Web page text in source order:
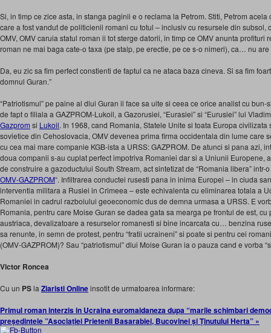
Si, in timp ce zice asta, in stanga paginii e o reclama la Petrom. Stiti, Petrom
care a fost vandut de politicienii romani cu totul – inclusiv cu resursele din subsol,
OMV, OMV caruia statul roman ii tot sterge datorii, in timp ce OMV anunta profituri
roman ne mai baga cate-o taxa (pe stalp, pe erectie, pe ce s-o nimeri), ca… nu
Da, eu zic sa fim perfect constienti de faptul ca ne ataca baza cineva. Si sa fim
domnul Guran.”
“Patriotismul” pe paine al dlui Guran il face sa uite si ceea ce orice analist cu bun-
de fapt o filiala a GAZPROM-Lukoil, a Gazorusiei, “Eurasiei” si “Eurusiei” lui
Gazprom si Lukoil. In 1968, cand Romania, Statele Unite si toata Europa
sovietice din Cehoslovacia, OMV devenea prima firma occidentala din lume care
cu cea mai mare companie KGB-ista a URSS: GAZPROM. De atunci si pana azi,
doua companii s-au cuplat perfect impotriva Romaniei dar si a Uniunii Europene,
de construire a gazoductului South Stream, act sintetizat de “Romania libera” intr-
OMV-GAZPROM“. Infiltrarea conductei rusesti pana in inima Europei – in ciuda
interventia militara a Rusiei in Crimeea – este echivalenta cu eliminarea totala a
Romaniei in cadrul razboiului geoeconomic dus de demna urmasa a URSS. E
Romania, pentru care Moise Guran se dadea gata sa mearga pe frontul de est,
austriaca, devalizatoare a resurselor romanesti si bine incarcata cu… benzina
sa renunte, in semn de protest, pentru “fratii ucraineni” si poate si pentru cei
(OMV-GAZPROM)? Sau “patriotismul” dlui Moise Guran ia o pauza cand e vorba
Victor Roncea
Cu un PSla Ziaristi Onlineinsotit de urmatoarea informare:
Primul roman interzis in Ucraina euromaidaneza dupa “marile schimbari
președintele ”Asociației Prietenii Basarabiei, Bucovinei și Ținutului Herta” »